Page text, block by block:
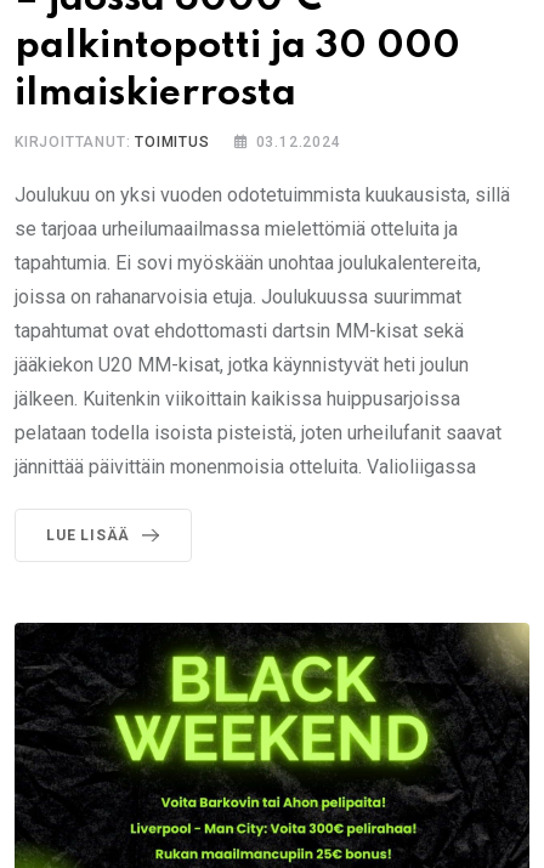
palkintopotti ja 30 000
ilmaiskierrosta
KIRJOITTANUT:TOIMITUS 03.12.2024
Joulukuu on yksi vuoden odotetuimmista kuukausista, sillä
se tarjoaa urheilumaailmassa mielettömiä otteluita ja
tapahtumia. Ei sovi myöskään unohtaa joulukalentereita,
joissa on rahanarvoisia etuja. Joulukuussa suurimmat
tapahtumat ovat ehdottomasti dartsin MM-kisat sekä
jääkiekon U20 MM-kisat, jotka käynnistyvät heti joulun
jälkeen. Kuitenkin viikoittain kaikissa huippusarjoissa
pelataan todella isoista pisteistä, joten urheilufanit saavat
jännittää päivittäin monenmoisia otteluita. Valioliigassa
LUE LISÄÄ